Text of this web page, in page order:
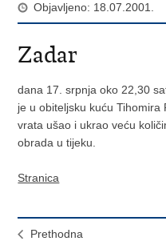
Objavljeno: 18.07.2001.
Zadar
dana 17. srpnja oko 22,30
je u obiteljsku kuću Tihomira
vrata ušao i ukrao veću
obrada u tijeku.
Stranica
Prethodna